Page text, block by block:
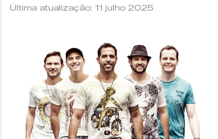
Última atualização: 11 julho 2025